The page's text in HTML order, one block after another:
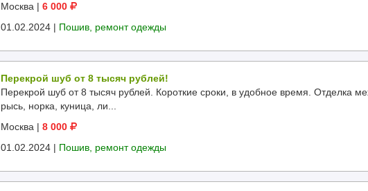
Москва | 6 000
01.02.2024 | Пошив, ремонт одежды
Перекрой шуб от 8 тысяч рублей!
Перекрой шуб от 8 тысяч рублей. Короткие сроки, в удобное время. Отделка
рысь, норка, куница, ли...
Москва | 8 000
01.02.2024 | Пошив, ремонт одежды